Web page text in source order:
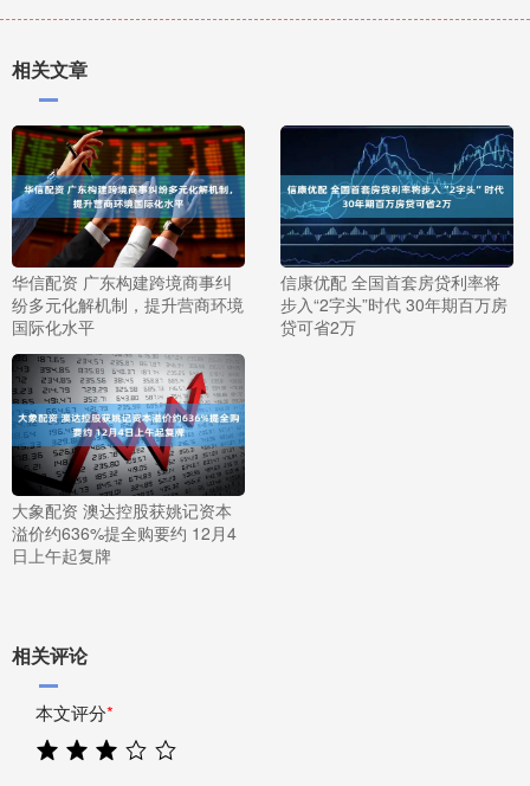
相关文章
华信配资 广东构建跨境商事纠
纷多元化解机制，提升营商环境
国际化水平
信康优配 全国首套房贷利率将
步入“2字头”时代 30年期百万房
贷可省2万
大象配资 澳达控股获姚记资本
溢价约636%提全购要约 12月4
日上午起复牌
相关评论
本文评分*